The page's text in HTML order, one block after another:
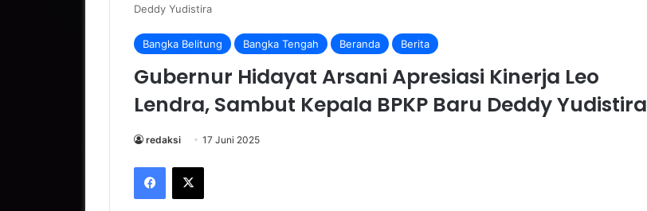
Deddy Yudistira
Bangka Belitung Bangka Tengah Beranda Berita
Gubernur Hidayat Arsani Apresiasi Kinerja Leo
Lendra, Sambut Kepala BPKP Baru Deddy Yudistira
redaksi 17 Juni 2025
Facebook
X